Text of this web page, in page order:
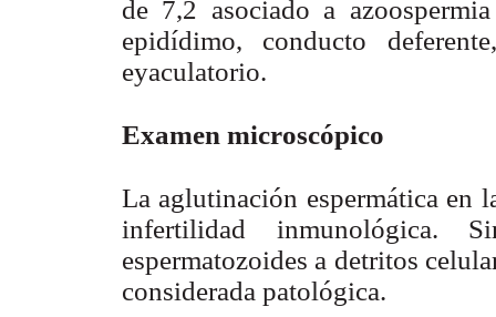
de 7,2 asociado a
epidídimo, conducto
eyaculatorio.
Examen microscópico
La aglutinación espermática en
infertilidad inmunológica.
espermatozoides a detritos
considerada patológica.